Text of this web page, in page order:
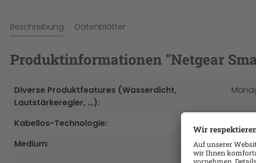
Beschreibung Datenblätter
Produktinformationen "Netgear
Diverse Produktfeatures (Wasserdicht,
Lautstärkeregler, ...):
Kabellos-Technologie:
Medium: